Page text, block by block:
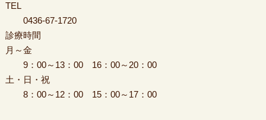
TEL
0436-67-1720
診療時間
月～金
9：00～13：00 16：00～20：00
土・日・祝
8：00～12：00 15：00～17：00